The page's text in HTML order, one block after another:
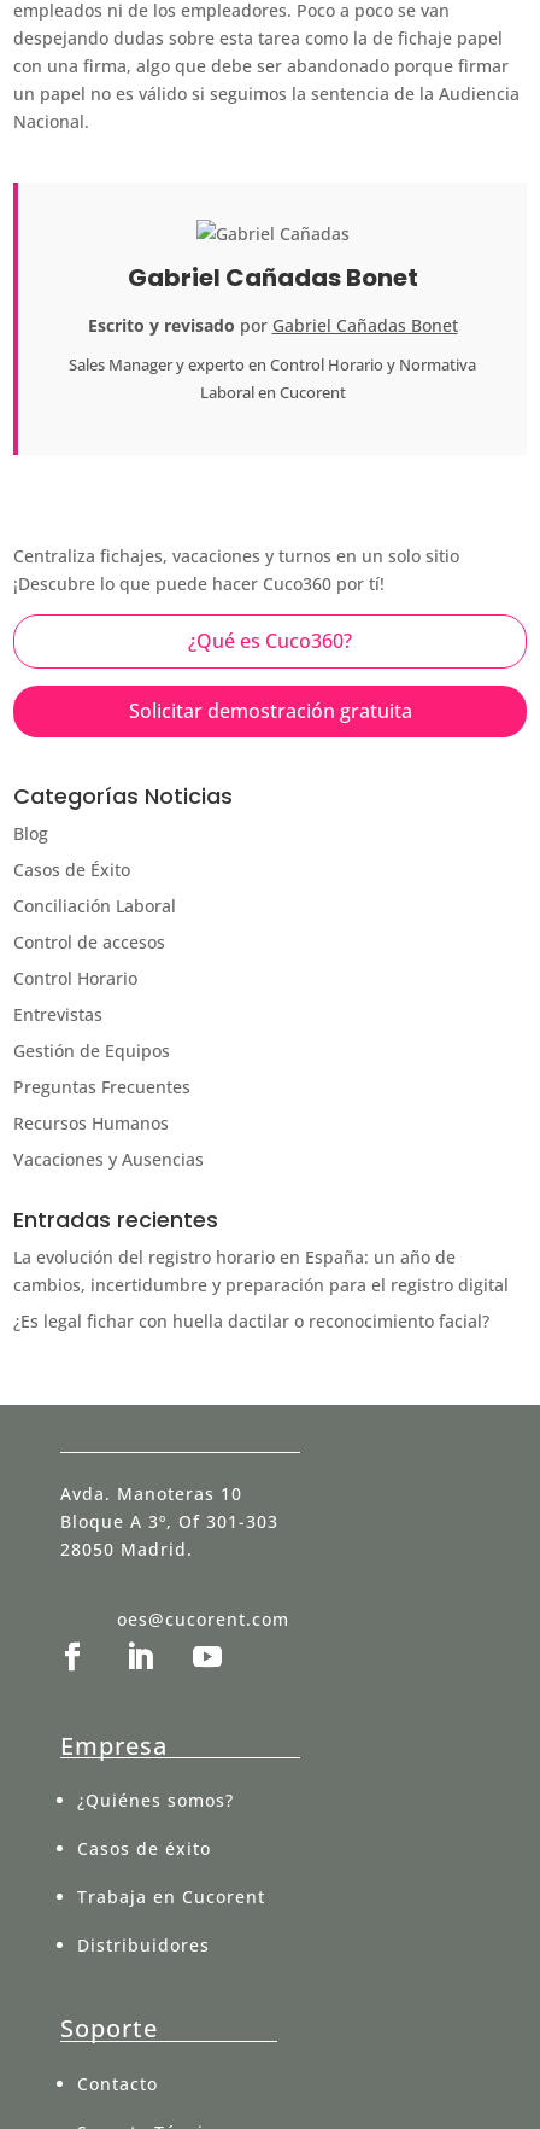
empleados ni de los empleadores. Poco a poco se van
despejando dudas sobre esta tarea como la de fichaje papel
con una firma, algo que debe ser abandonado porque firmar
un papel no es válido si seguimos la sentencia de la Audiencia
Nacional.
Gabriel Cañadas Bonet
Escrito y revisado por Gabriel Cañadas Bonet
Sales Managery experto en Control Horario y Normativa
Laboral en Cucorent
Centraliza fichajes, vacaciones y turnos en un solo sitio
¡Descubre lo que puede hacer Cuco360 por tí!
¿Qué es Cuco360?
Solicitar demostración gratuita
Categorías Noticias
Blog
Casos de Éxito
Conciliación Laboral
Control de accesos
Control Horario
Entrevistas
Gestión de Equipos
Preguntas Frecuentes
Recursos Humanos
Vacaciones y Ausencias
Entradas recientes
La evolución del registro horario en España: un año de
cambios, incertidumbre y preparación para el registro digital
¿Es legal fichar con huella dactilar o reconocimiento facial?
Avda. Manoteras 10
Bloque A 3º, Of 301-303
28050 Madrid.
oes@cucorent.com
Empresa
¿Quiénes somos?
Casos de éxito
Trabaja en Cucorent
Distribuidores
Soporte
Contacto